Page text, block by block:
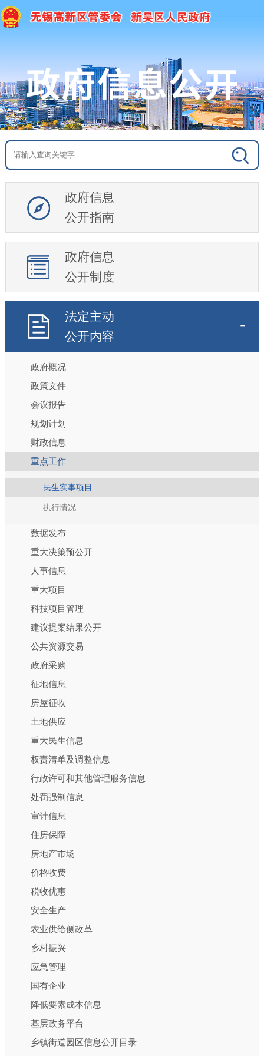
政府信息
公开指南
政府信息
公开制度
法定主动
公开内容
政府概况
政策文件
会议报告
规划计划
财政信息
重点工作
民生实事项目
执行情况
数据发布
重大决策预公开
人事信息
重大项目
科技项目管理
建议提案结果公开
公共资源交易
政府采购
征地信息
房屋征收
土地供应
重大民生信息
权责清单及调整信息
行政许可和其他管理服务信息
处罚强制信息
审计信息
住房保障
房地产市场
价格收费
税收优惠
安全生产
农业供给侧改革
乡村振兴
应急管理
国有企业
降低要素成本信息
基层政务平台
乡镇街道园区信息公开目录